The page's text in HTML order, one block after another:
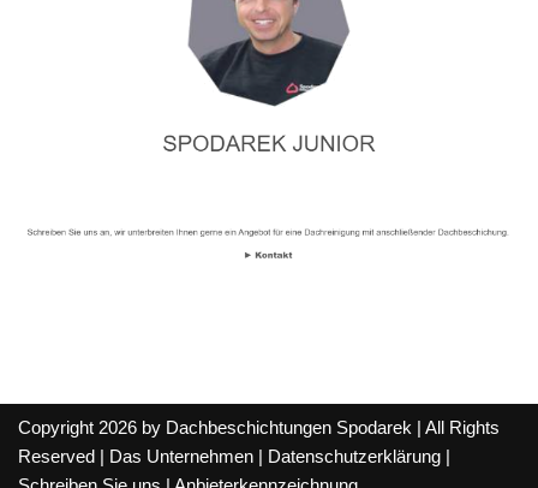
Copyright 2026 by Dachbeschichtungen Spodarek | All Rights
Reserved |
Das Unternehmen Datenschutzerklärung